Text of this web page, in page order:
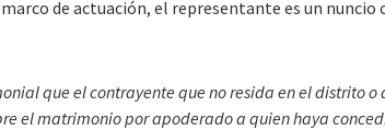
de actuación, el representante es un nuncio
que el contrayente que no resida en el distrito
el matrimonio por apoderado a quien haya